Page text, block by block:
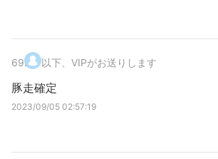
69. 以下、VIPがお送りします
豚走確定
2023/09/05 02:57:19